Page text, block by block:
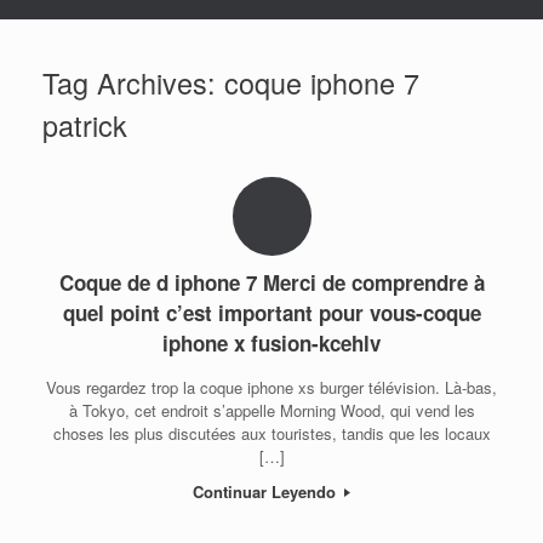
Tag Archives: coque iphone 7
patrick
Coque de d iphone 7 Merci de comprendre à
quel point c’est important pour vous-coque
iphone x fusion-kcehlv
Vous regardez trop la coque iphone xs burger télévision. Là-bas,
à Tokyo, cet endroit s’appelle Morning Wood, qui vend les
choses les plus discutées aux touristes, tandis que les locaux
[…]
Continuar Leyendo